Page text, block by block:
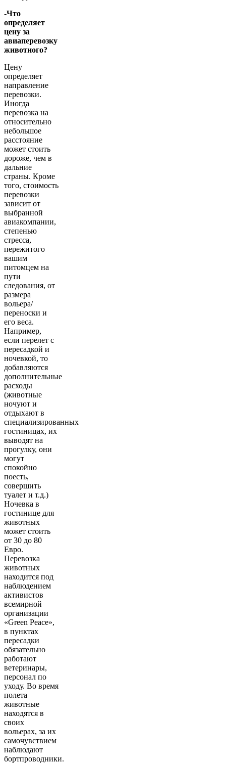
-Что
определяет
цену за
авиаперевозку
животного?
Цену
определяет
направление
перевозки.
Иногда
перевозка на
относительно
небольшое
расстояние
может стоить
дороже, чем в
дальние
страны. Кроме
того, стоимость
перевозки
зависит от
выбранной
авиакомпании,
степенью
стресса,
пережитого
вашим
питомцем на
пути
следования, от
размера
вольера/
переноски и
его веса.
Например,
если перелет с
пересадкой и
ночевкой, то
добавляются
дополнительные
расходы
(животные
ночуют и
отдыхают в
специализированных
гостиницах, их
выводят на
прогулку, они
могут
спокойно
поесть,
совершить
туалет и т.д.)
Ночевка в
гостинице для
животных
может стоить
от 30 до 80
Евро.
Перевозка
животных
находится под
наблюдением
активистов
всемирной
организации
«Green Peace»,
в пунктах
пересадки
обязательно
работают
ветеринары,
персонал по
уходу. Во время
полета
животные
находятся в
своих
вольерах, за их
самочувствием
наблюдают
бортпроводники.